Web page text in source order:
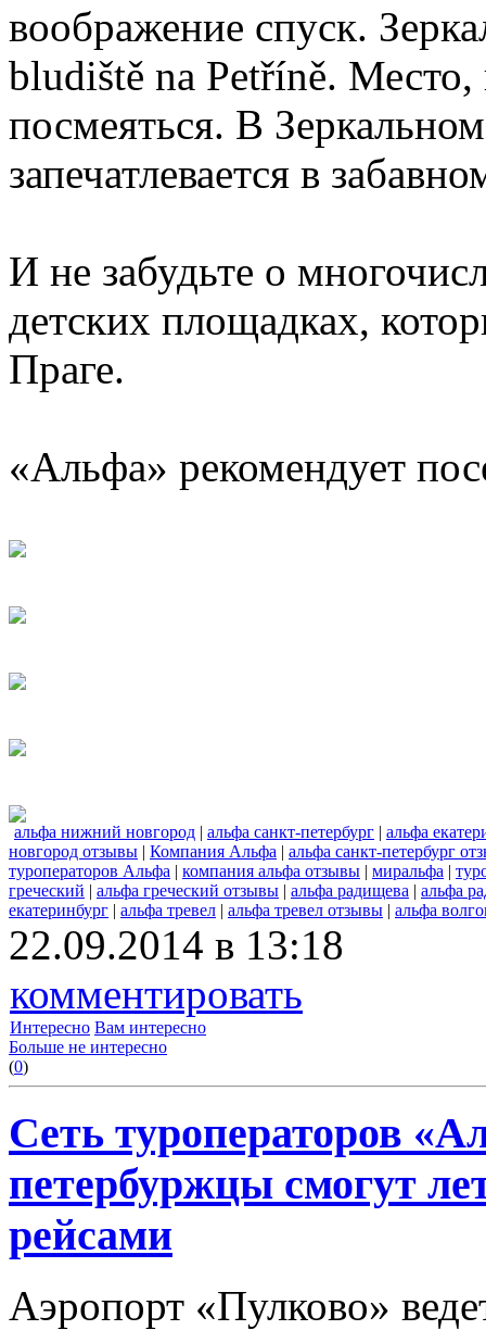
воображение спуск.
bludiště na Petříně. Место,
посмеяться. В
запечатлевается в
И не забудьте о
детских площадках,
Праге.
«Альфа» рекомендует
альфа нижний новгород | альфа санкт-петербург | альфа
новгород отзывы | Компания Альфа | альфа санкт-петербург
туроператоров Альфа | компания альфа отзывы | миральфа |
греческий | альфа греческий отзывы | альфа радищева | альфа
екатеринбург | альфа тревел | альфа тревел отзывы | альфа
22.09.2014 в 13:18
комментировать
Интересно Вам интересно
Больше не интересно
(0)
Сеть туроператоров
петербуржцы смогут
рейсами
Аэропорт «Пулково»